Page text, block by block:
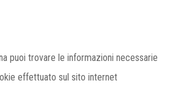
puoi trovare le informazioni necessarie
effettuato sul sito internet